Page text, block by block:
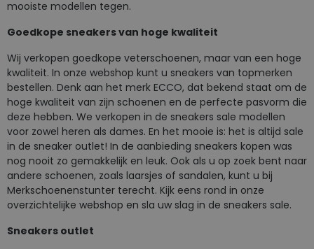
mooiste modellen tegen.
Goedkope sneakers van hoge kwaliteit
Wij verkopen goedkope veterschoenen, maar van een hoge
kwaliteit. In onze webshop kunt u sneakers van topmerken
bestellen. Denk aan het merk ECCO, dat bekend staat om de
hoge kwaliteit van zijn schoenen en de perfecte pasvorm die
deze hebben. We verkopen in de sneakers sale modellen
voor zowel heren als dames. En het mooie is: het is altijd sale
in de sneaker outlet! In de aanbieding sneakers kopen was
nog nooit zo gemakkelijk en leuk. Ook als u op zoek bent naar
andere schoenen, zoals laarsjes of sandalen, kunt u bij
Merkschoenenstunter terecht. Kijk eens rond in onze
overzichtelijke webshop en sla uw slag in de sneakers sale.
Sneakers outlet